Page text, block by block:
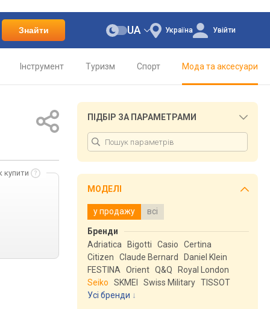
Знайти Україна
UA Увійти
Інструмент Туризм Спорт Мода та аксесуари
купити
ПІДБІР ЗА ПАРАМЕТРАМИ
МОДЕЛІ
у продажу всі
Бренди
Adriatica
Bigotti Casio
Certina
Citizen
Claude Bernard
Daniel Klein
FESTINA
Orient Q&Q
Royal London
Seiko
SKMEI Swiss Military TISSOT
Усі бренди